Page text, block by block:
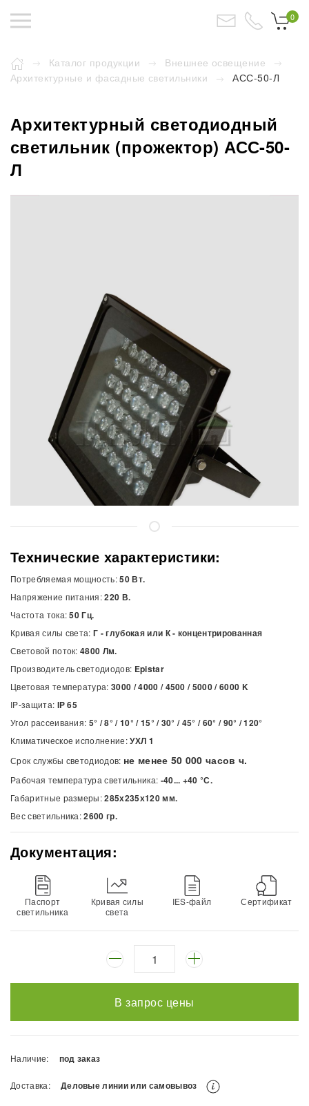
0
Каталог продукции
Внешнее освещение
Архитектурные и фасадные светильники
АСС-50-Л
Архитектурный светодиодный
светильник (прожектор) АСС-50-
Л
Технические характеристики:
Потребляемая мощность:50 Вт.
Напряжение питания:220 В.
Частота тока:50 Гц.
Кривая силы света:Г - глубокая или К - концентрированная
Световой поток:4800 Лм.
Производитель светодиодов: Epistar
Цветовая температура:3000 / 4000 / 4500 / 5000 / 6000 K
IP-защита: IP 65
Угол рассеивания: 5° / 8° / 10° / 15° / 30° / 45° / 60° / 90° / 120°
Климатическое исполнение:УХЛ 1
Срок службы светодиодов: не менее 50 000 часов ч.
Рабочая температура светильника: -40... +40 °С.
Габаритные размеры:285х235х120 мм.
Вес светильника:2600 гр.
Документация:
Паспорт
светильника
Кривая силы
света
IES-файл Сертификат
В запрос цены
Наличие: под заказ
Доставка: Деловые линии или самовывоз